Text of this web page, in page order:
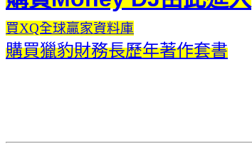
買XQ全球贏家資料庫
購買獵豹財務長歷年著作套書